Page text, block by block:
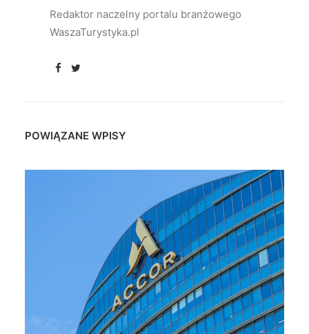
Redaktor naczelny portalu branżowego
WaszaTurystyka.pl
POWIĄZANE WPISY